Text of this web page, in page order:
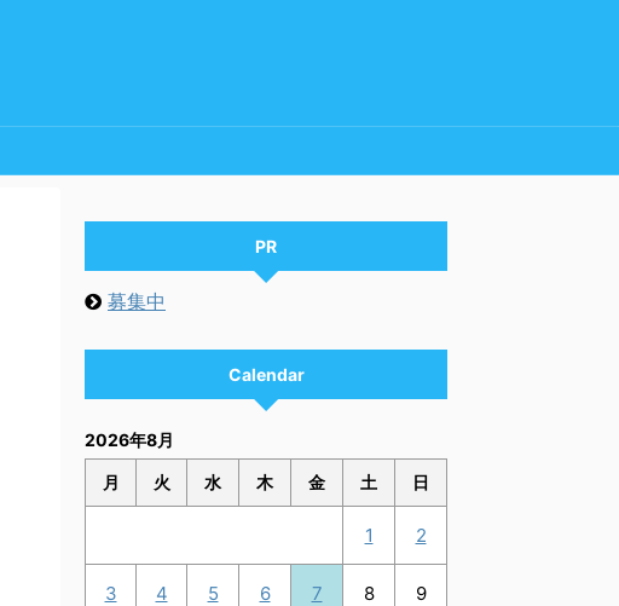
PR
募集中
Calendar
2026年8月
月 火 水 木 金 土 日
1 2
3 4 5 6 7 8 9